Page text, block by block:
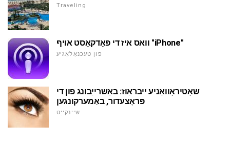
Traveling
וואס איז די פּאָדקאַסט אויף "iPhone"
פון טעכנאָלאָגיע
שאָטיראָוואַניע ייבראַוז: באַשרייַבונג פון די
פּראָצעדור, באַמערקונגען
שיינקייַט